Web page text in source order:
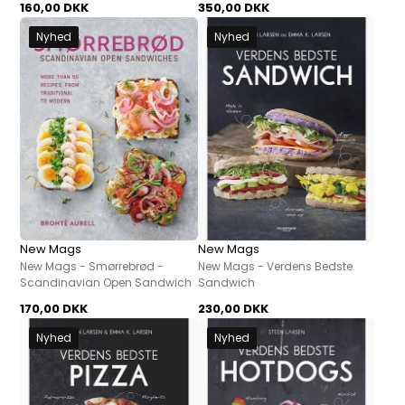
160,00 DKK 350,00 DKK
Nyhed
New Mags
New Mags - Smørrebrød -
Scandinavian Open Sandwich
170,00 DKK
Nyhed
New Mags
New Mags - Verdens Bedste
Sandwich
230,00 DKK
Nyhed Nyhed